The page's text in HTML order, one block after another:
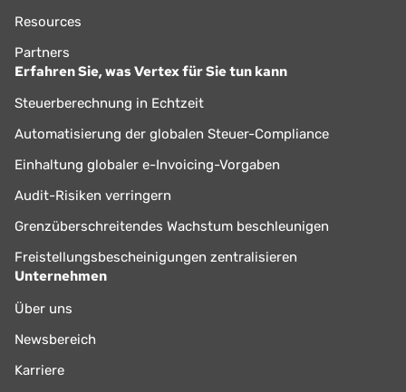
Resources
Partners
Erfahren Sie, was Vertex für Sie tun kann
Steuerberechnung in Echtzeit
Automatisierung der globalen Steuer-Compliance
Einhaltung globaler e-Invoicing-Vorgaben
Audit-Risiken verringern
Grenzüberschreitendes Wachstum beschleunigen
Freistellungsbescheinigungen zentralisieren
Unternehmen
Über uns
Newsbereich
Karriere